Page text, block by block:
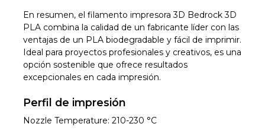
En resumen, el filamento impresora 3D Bedrock 3D
PLA combina la calidad de un fabricante líder con las
ventajas de un PLA biodegradable y fácil de imprimir.
Ideal para proyectos profesionales y creativos, es una
opción sostenible que ofrece resultados
excepcionales en cada impresión.
Perfil de impresión
Nozzle Temperature: 210-230 °C